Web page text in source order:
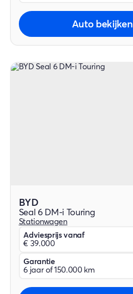
Auto bekijken
BYD
Seal 6 DM-i Touring
Stationwagen
Adviesprijs vanaf
€ 39.000
Garantie
6 jaar of 150.000 km